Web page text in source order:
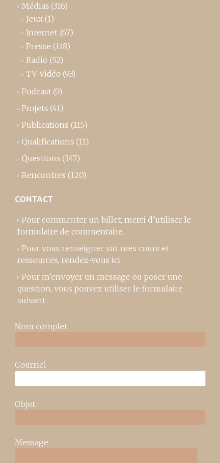
Médias (316)
Jeux (1)
Internet (67)
Presse (118)
Radio (52)
TV-Vidéo (93)
Podcast (9)
Projets (41)
Publications (115)
Qualifications (11)
Questions (347)
Rencontres (120)
CONTACT
Pour commenter un billet, merci d’utiliser le
formulaire de commentaire.
Pour vous renseigner sur mes cours et
ressources, rendez-vous ici.
Pour m’envoyer un message ou poser une
question, vous pouvez utiliser le formulaire
suivant :
Nom complet
Courriel
Objet
Message